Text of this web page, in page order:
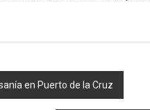
en Puerto de la Cruz